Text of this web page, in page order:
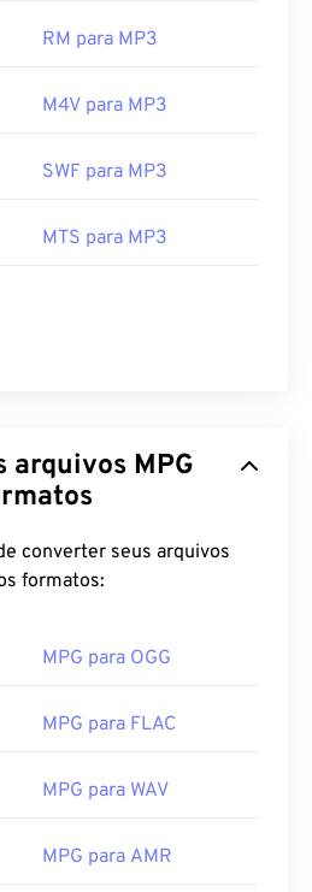
RM para MP3
M4V para MP3
SWF para MP3
MTS para MP3
MPG
converter seus arquivos
formatos:
MPG para OGG
MPG para FLAC
MPG para WAV
MPG para AMR